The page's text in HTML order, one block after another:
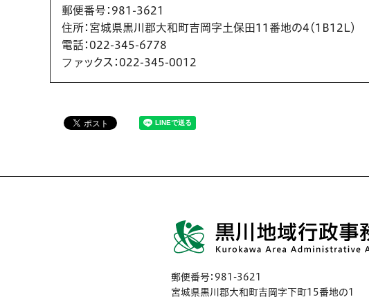
郵便番号 ：981-3621
住所：宮城県黒川郡大和町吉岡字土保田11番地の4（1B12L）
電話 ：022-345-6778
ファックス ：022-345-0012
郵便番号：981-3621
宮城県黒川郡大和町吉岡字下町15番地の1